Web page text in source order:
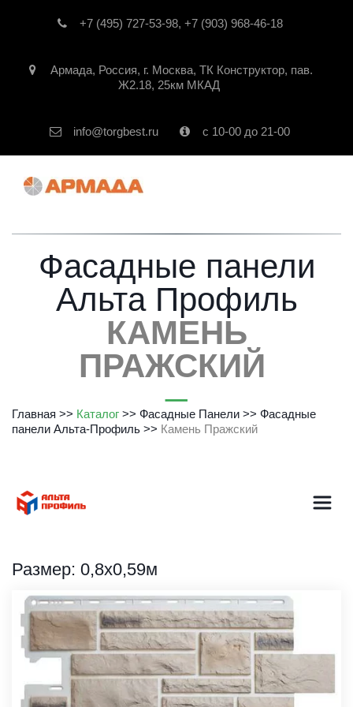
+7 (495) 727-53-98, +7 (903) 968-46-18
Армада, Россия, г. Москва, ТК Конструктор, пав.
Ж2.18, 25км МКАД
info@torgbest.ru с 10-00 до 21-00
Фасадные панели
Альта Профиль
КАМЕНЬ
ПРАЖСКИЙ
Главная >> Каталог >> Фасадные Панели >> Фасадные
панели Альта-Профиль >> Камень Пражский
Размер: 0,8х0,59м